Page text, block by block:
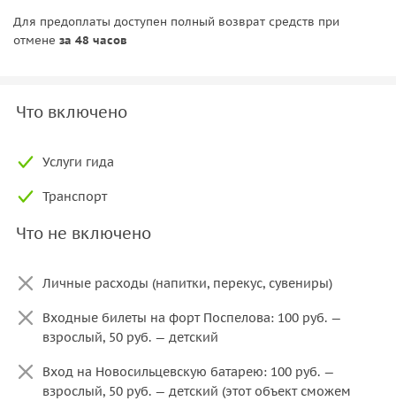
Для предоплаты доступен полный возврат средств при
отмене за 48 часов
Что включено
Услуги гида
Транспорт
Что не включено
Личные расходы (напитки, перекус, сувениры)
Входные билеты на форт Поспелова: 100 руб. —
взрослый, 50 руб. — детский
Вход на Новосильцевскую батарею: 100 руб. —
взрослый, 50 руб. — детский (этот объект сможем